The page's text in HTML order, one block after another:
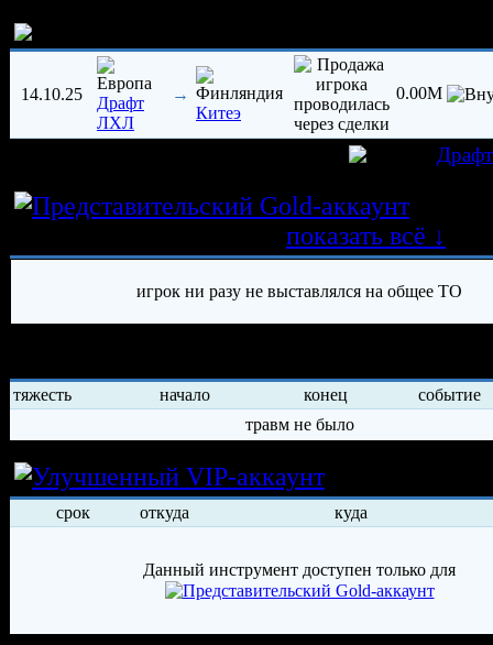
14.10.25
Драфт
ЛХЛ
→
Китеэ
0.00M
показать всё ↓
игрок ни разу не выставлялся на общее ТО
тяжесть начало конец
событие
травм не было
Условия
срок откуда куда
Данный инструмент доступен только для